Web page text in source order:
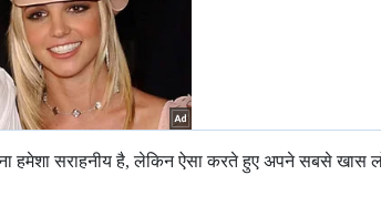
हमेशा सराहनीय है, लेकिन ऐसा करते हुए अपने सबसे खास